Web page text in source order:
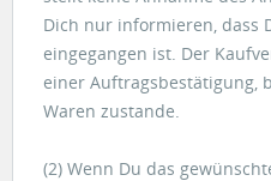
Dich nur informieren, dass
eingegangen ist. Der
einer Auftragsbestätigung,
Waren zustande.
(2) Wenn Du das